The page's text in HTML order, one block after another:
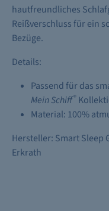
hautfreundliches
Reißverschluss für ein
Bezüge.
Details:
Passend für das
Mein Schiff®
Material: 100%
Hersteller: Smart Sleep
Erkrath